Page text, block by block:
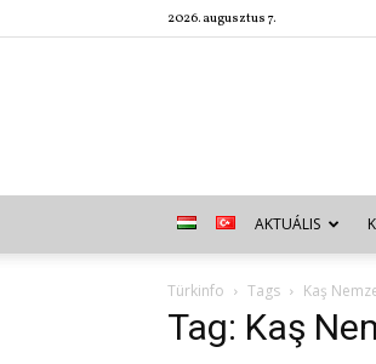
2026. augusztus 7.
AKTUÁLIS
Türkinfo Tags Kaş
Tag: Kaş